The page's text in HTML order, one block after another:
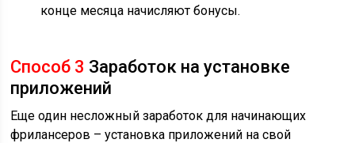
конце месяца начисляют бонусы.
Способ 3 Заработок на установке
приложений
Еще один несложный заработок для начинающих
фрилансеров – установка приложений на свой